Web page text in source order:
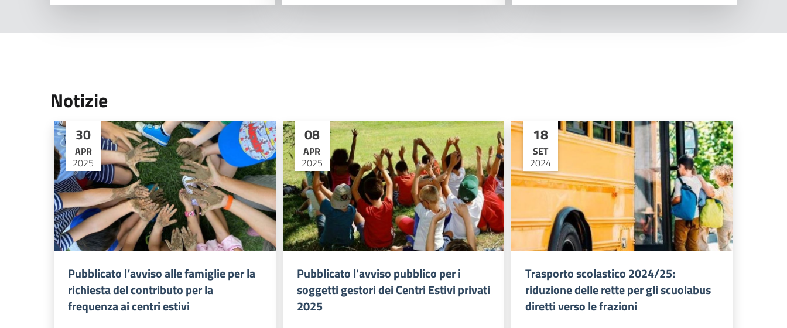
Notizie
30
APR
2025
Pubblicato l’avviso alle famiglie per la
richiesta del contributo per la
frequenza ai centri estivi
08
APR
2025
Pubblicato l'avviso pubblico per i
soggetti gestori dei Centri Estivi privati
2025
18
SET
2024
Trasporto scolastico 2024/25:
riduzione delle rette per gli scuolabus
diretti verso le frazioni